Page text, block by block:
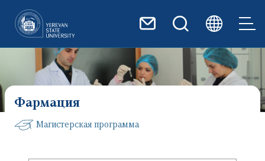
Фармация
Магистерская программа